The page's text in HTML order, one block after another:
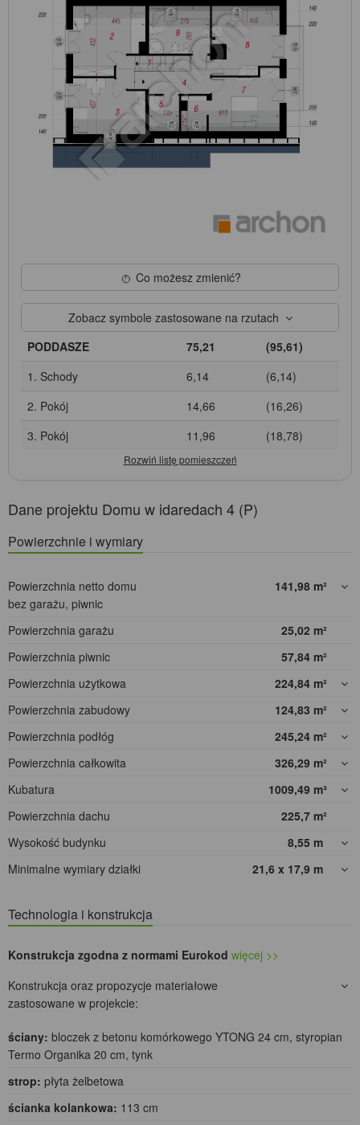
Co możesz zmienić?
Zobacz symbole zastosowane na rzutach
PODDASZE
75,21
(95,61)
1. Schody
6,14
(6,14)
2. Pokój
14,66
(16,26)
3. Pokój
11,96 (18,78)
Dane projektu Domu w idaredach 4 (P)
Powierzchnie i wymiary
Powierzchnia netto domu
bez garażu, piwnic
141,98 m²
Powierzchnia garażu 25,02 m²
Powierzchnia piwnic
57,84 m²
Powierzchnia użytkowa
224,84 m²
Powierzchnia zabudowy
124,83 m²
Powierzchnia podłóg
245,24 m²
Powierzchnia całkowita
326,29 m²
Kubatura
1009,49 m³
Powierzchnia dachu
225,7 m²
Wysokość budynku
8,55 m
Minimalne wymiary działki
21,6 x 17,9 m
Technologia i konstrukcja
Konstrukcja zgodna z normami Eurokod więcej >>
Konstrukcja oraz propozycje materiałowe
zastosowane w projekcie:
ściany: bloczek z betonu komórkowego YTONG 24 cm, styropian
Termo Organika 20 cm, tynk
strop: płyta żelbetowa
ścianka kolankowa: 113 cm